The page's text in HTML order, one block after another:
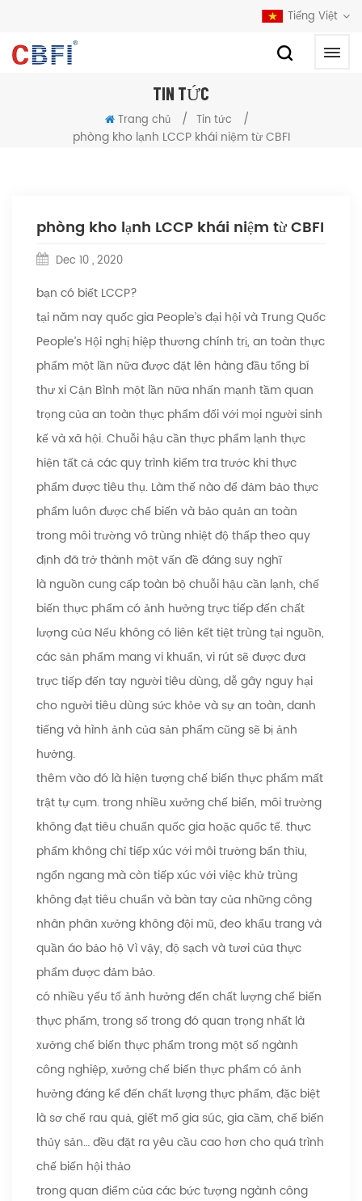
Tiếng Việt
TIN TỨC
Trang chủ / Tin tức
/
phòng kho lạnh LCCP khái niệm từ CBFI
phòng kho lạnh LCCP khái niệm từ CBFI
Dec 10 , 2020
bạn có biết LCCP?
tại năm nay quốc gia People’s đại hội và Trung Quốc
People’s Hội nghị hiệp thương chính trị, an toàn thực
phẩm một lần nữa được đặt lên hàng đầu tổng bí
thư xi Cận Bình một lần nữa nhấn mạnh tầm quan
trọng của an toàn thực phẩm đối với mọi người sinh
kế và xã hội. Chuỗi hậu cần thực phẩm lạnh thực
hiện tất cả các quy trình kiểm tra trước khi thực
phẩm được tiêu thụ. Làm thế nào để đảm bảo thực
phẩm luôn được chế biến và bảo quản an toàn
trong môi trường vô trùng nhiệt độ thấp theo quy
định đã trở thành một vấn đề đáng suy nghĩ
là nguồn cung cấp toàn bộ chuỗi hậu cần lạnh, chế
biến thực phẩm có ảnh hưởng trực tiếp đến chất
lượng của Nếu không có liên kết tiệt trùng tại nguồn,
các sản phẩm mang vi khuẩn, vi rút sẽ được đưa
trực tiếp đến tay người tiêu dùng, dễ gây nguy hại
cho người tiêu dùng sức khỏe và sự an toàn, danh
tiếng và hình ảnh của sản phẩm cũng sẽ bị ảnh
hưởng.
thêm vào đó là hiện tượng chế biến thực phẩm mất
trật tự cụm. trong nhiều xưởng chế biến, môi trường
không đạt tiêu chuẩn quốc gia hoặc quốc tế. thực
phẩm không chỉ tiếp xúc với môi trường bẩn thỉu,
ngổn ngang mà còn tiếp xúc với việc khử trùng
không đạt tiêu chuẩn và bàn tay của những công
nhân phân xưởng không đội mũ, đeo khẩu trang và
quần áo bảo hộ Vì vậy, độ sạch và tươi của thực
phẩm được đảm bảo.
có nhiều yếu tố ảnh hưởng đến chất lượng chế biến
thực phẩm, trong số trong đó quan trọng nhất là
xưởng chế biến thực phẩm trong một số ngành
công nghiệp, xưởng chế biến thực phẩm có ảnh
hưởng đáng kể đến chất lượng thực phẩm, đặc biệt
là sơ chế rau quả, giết mổ gia súc, gia cầm, chế biến
thủy sản… đều đặt ra yêu cầu cao hơn cho quá trình
chế biến hội thảo
trong quan điểm của các bức tượng ngành công